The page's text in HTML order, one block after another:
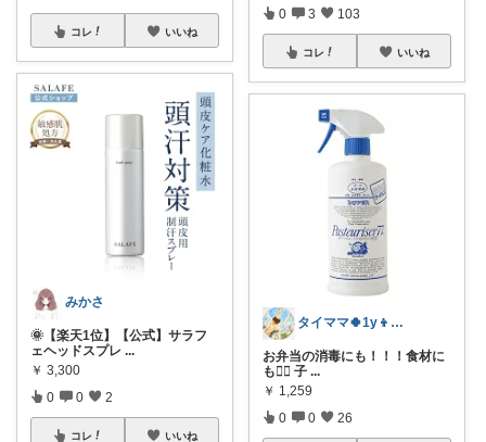
コレ いいね
みかさ
🌞【楽天1位】【公式】サラフ
ェヘッドスプレ ...
￥ 3,300
0 0 2
コレ いいね
0 3 103
コレ いいね
タイママ🍀1y👦のママ
お弁当の消毒にも！！！食材に
も🙆‍♀️ 子 ...
￥ 1,259
0 0 26